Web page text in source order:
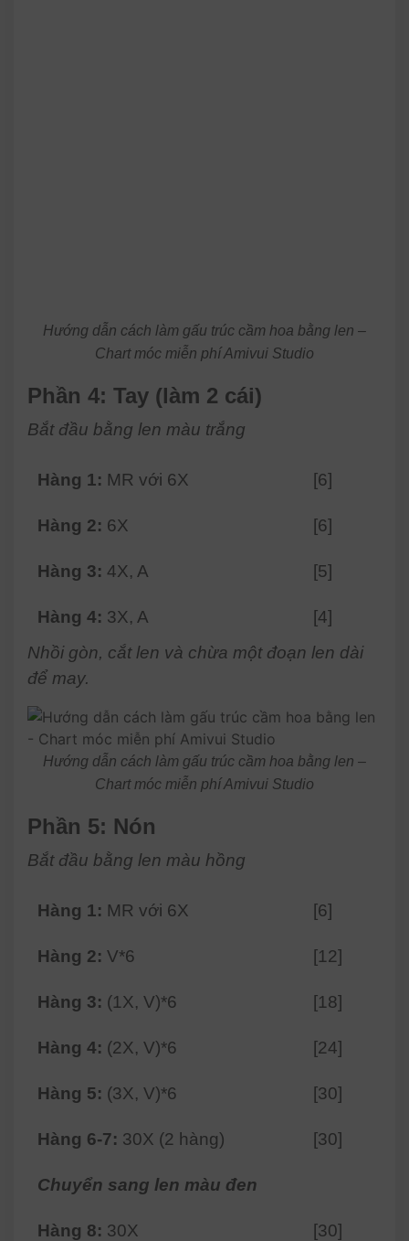
Hướng dẫn cách làm gấu trúc cầm hoa bằng len –
Chart móc miễn phí Amivui Studio
Phần 4: Tay (làm 2 cái)
Bắt đầu bằng len màu trắng
Hàng 1: MR với 6X [6]
Hàng 2: 6X [6]
Hàng 3: 4X, A [5]
Hàng 4: 3X, A
[4]
Nhồi gòn, cắt len và chừa một đoạn len dài
để may.
Hướng dẫn cách làm gấu trúc cầm hoa bằng len –
Chart móc miễn phí Amivui Studio
Phần 5: Nón
Bắt đầu bằng len màu hồng
Hàng 1: MR với 6X [6]
Hàng 2: V*6 [12]
Hàng 3: (1X, V)*6 [18]
Hàng 4: (2X, V)*6 [24]
Hàng 5: (3X, V)*6 [30]
Hàng 6-7: 30X (2 hàng) [30]
Chuyển sang len màu đen
Hàng 8: 30X [30]